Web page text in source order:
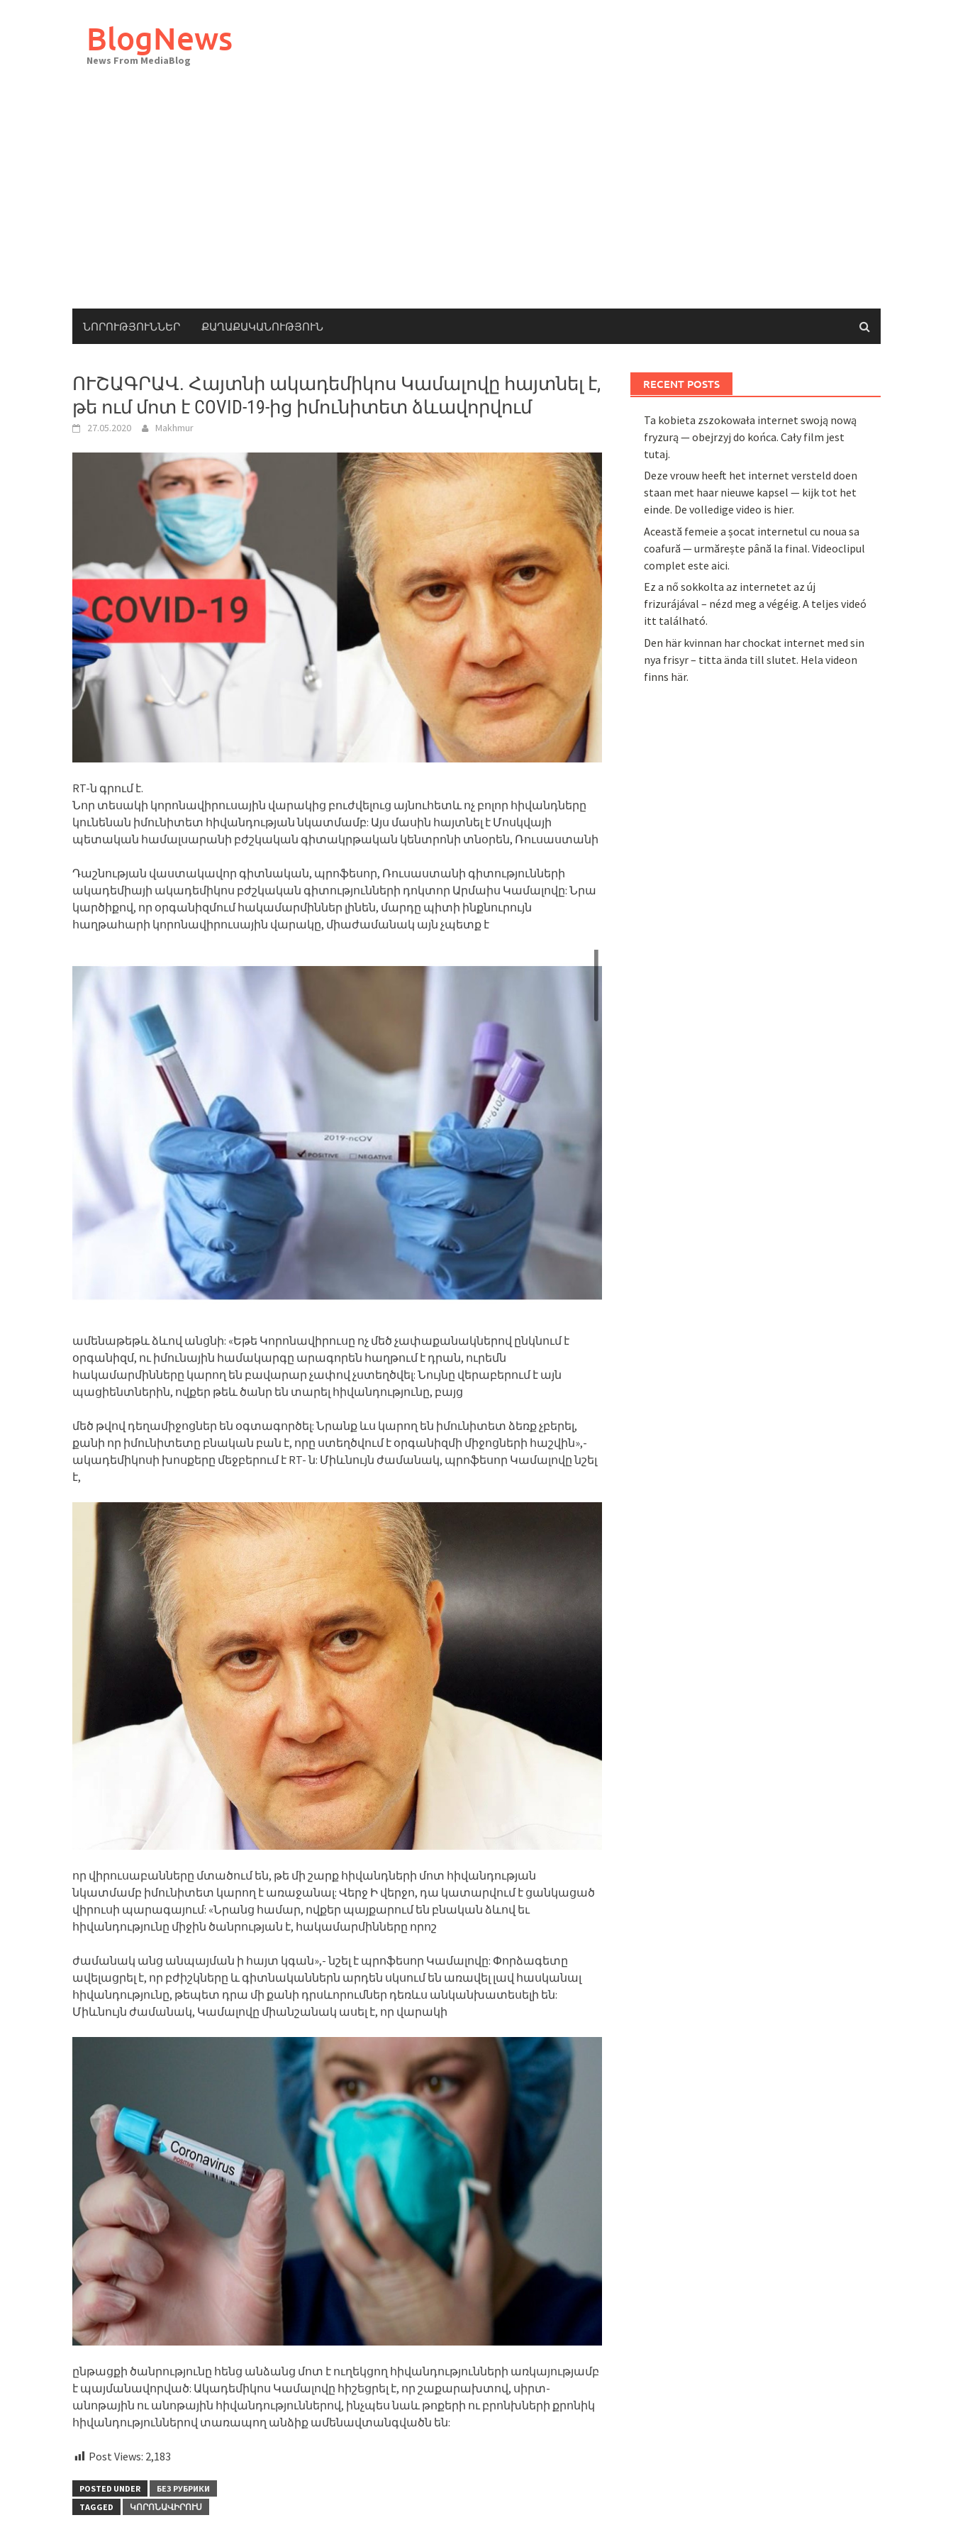
BlogNews
News From MediaBlog
ՆՈՐՈՒԹՅՈՒՆՆԵՐ ՔԱՂԱՔԱԿԱՆՈՒԹՅՈՒՆ
ՈՒՇԱԳՐԱՎ. Հայտնի ակադեմիկոս Կամալովը հայտնել է,
թե ում մոտ է COVID-19-ից իմունիտետ ձևավորվում
27.05.2020 Makhmur
RT-ն գրում է.
Նոր տեսակի կորոնավիրուսային վարակից բուժվելուց այնուհետև ոչ բոլոր հիվանդները
կունենան իմունիտետ հիվանդության նկատմամբ: Այս մասին հայտնել է Մոսկվայի
պետական ​​համալսարանի բժշկական գիտակրթական կենտրոնի տնօրեն, Ռուսաստանի
Դաշնության վաստակավոր գիտնական, պրոֆեսոր, Ռուսաստանի գիտությունների
ակադեմիայի ակադեմիկոս բժշկական գիտությունների դոկտոր Արմաիս Կամալովը: Նրա
կարծիքով, որ օրգանիզմում հակամարմիններ լինեն, մարդը պիտի ինքնուրույն
հաղթահարի կորոնավիրուսային վարակը, միաժամանակ այն չպետք է
ամենաթեթև ձևով անցնի: «Եթե Կորոնավիրուսը ոչ մեծ չափաքանակներով ընկնում է
օրգանիզմ, ու իմունային համակարգը արագորեն հաղթում է դրան, ուրեմն
հակամարմինները կարող են բավարար չափով չստեղծվել: Նույնը վերաբերում է այն
պացիենտներին, ովքեր թեև ծանր են տարել հիվանդությունը, բայց
մեծ թվով դեղամիջոցներ են օգտագործել: Նրանք ևս կարող են իմունիտետ ձեռք չբերել,
քանի որ իմունիտետը բնական բան է, որը ստեղծվում է օրգանիզմի միջոցների հաշվին»,-
ակադեմիկոսի խոսքերը մեջբերում է RT- ն: Միևնույն ժամանակ, պրոֆեսոր Կամալովը նշել
է,
որ վիրուսաբանները մտածում են, թե մի շարք հիվանդների մոտ հիվանդության
նկատմամբ իմունիտետ կարող է առաջանալ: Վերջ Ի վերջո, դա կատարվում է ցանկացած
վիրուսի պարագայում: «Նրանց համար, ովքեր պայքարում են բնական ձևով եւ
հիվանդությունը միջին ծանրության է, հակամարմինները որոշ
ժամանակ անց անպայման ի հայտ կգան»,- նշել է պրոֆեսոր Կամալովը: Փորձագետը
ավելացրել է, որ բժիշկները և գիտնականներն արդեն սկսում են առավել լավ հասկանալ
հիվանդությունը, թեպետ դրա մի քանի դրսևորումներ դեռևս անկանխատեսելի են:
Միևնույն ժամանակ, Կամալովը միանշանակ ասել է, որ վարակի
ընթացքի ծանրությունը հենց անձանց մոտ է ուղեկցող հիվանդությունների առկայությամբ
է պայմանավորված: Ակադեմիկոս Կամալովը հիշեցրել է, որ շաքարախտով, սիրտ-
անոթային ու անոթային հիվանդություններով, ինչպես նաև թոքերի ու բրոնխների քրոնիկ
հիվանդություններով տառապող անձիք ամենավտանգվածն են:
Post Views: 2,183
POSTED UNDER
БЕЗ РУБРИКИ
TAGGED
ԿՈՐՈՆԱՎԻՐՈՒՍ
RECENT POSTS
Ta kobieta zszokowała internet swoją nową
fryzurą — obejrzyj do końca. Cały film jest
tutaj.
Deze vrouw heeft het internet versteld doen
staan met haar nieuwe kapsel — kijk tot het
einde. De volledige video is hier.
Această femeie a șocat internetul cu noua sa
coafură — urmărește până la final. Videoclipul
complet este aici.
Ez a nő sokkolta az internetet az új
frizurájával – nézd meg a végéig. A teljes videó
itt található.
Den här kvinnan har chockat internet med sin
nya frisyr – titta ända till slutet. Hela videon
finns här.